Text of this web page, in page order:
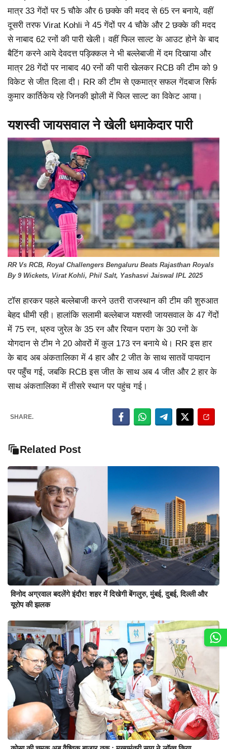
मात्र 33 गेंदों पर 5 चौके और 6 छक्के की मदद से 65 रन बनाये, वहीं
दूसरी तरफ Virat Kohli ने 45 गेंदों पर 4 चौके और 2 छक्के की मदद
से नाबाद 62 रनों की पारी खेली। वहीं फिल साल्ट के आउट होने के बाद
बैटिंग करने आये देवदत्त पड़िक्कल ने भी बल्लेबाजी में दम दिखाया और
मात्र 28 गेंदों पर नाबाद 40 रनों की पारी खेलकर RCB की टीम को 9
विकेट से जीत दिला दी। RR की टीम से एकमात्र सफल गेंदबाज सिर्फ
कुमार कार्तिकेय रहे जिनकी झोली में फिल साल्ट का विकेट आया।
यशस्वी जायसवाल ने खेली धमाकेदार पारी
RR Vs RCB, Royal Challengers Bengaluru Beats Rajasthan Royals
By 9 Wickets, Virat Kohli, Phil Salt, Yashasvi Jaiswal IPL 2025
टॉस हारकर पहले बल्लेबाजी करने उतरी राजस्थान की टीम की शुरुआत
बेहद धीमी रही। हालांकि सलामी बल्लेबाज यशस्वी जायसवाल के 47 गेंदों
में 75 रन, ध्रुव जुरेल के 35 रन और रियान पराग के 30 रनों के
योगदान से टीम ने 20 ओवरों में कुल 173 रन बनाये थे। RR इस हार
के बाद अब अंकतालिका में 4 हार और 2 जीत के साथ सातवें पायदान
पर पहुँच गई, जबकि RCB इस जीत के साथ अब 4 जीत और 2 हार के
साथ अंकतालिका में तीसरे स्थान पर पहुंच गई।
SHARE.
Related Post
विनोद अग्रवाल बदलेंगे इंदौर! शहर में दिखेगी बेंगलुरु, मुंबई, दुबई, दिल्ली और
यूरोप की झलक